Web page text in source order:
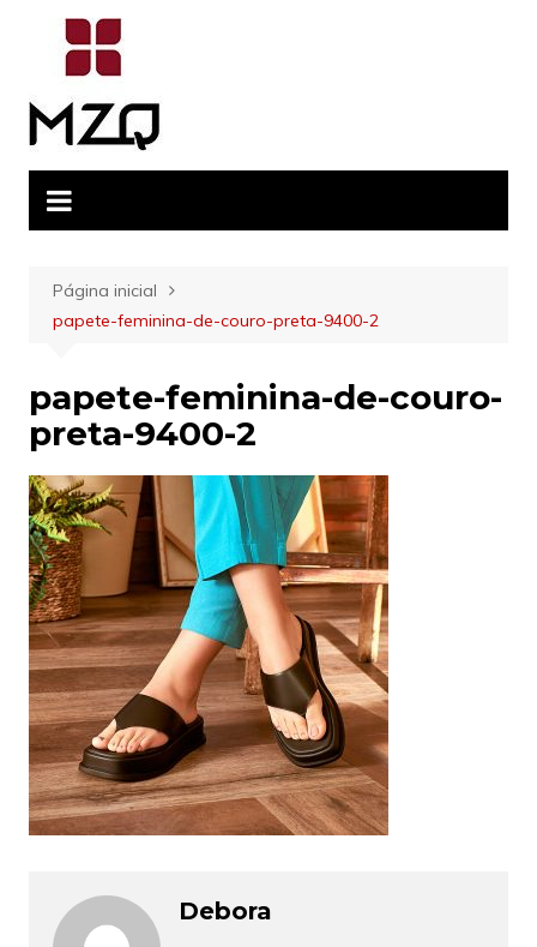
conteúdo
Página inicial
papete-feminina-de-couro-preta-9400-2
papete-feminina-de-couro-
preta-9400-2
Debora